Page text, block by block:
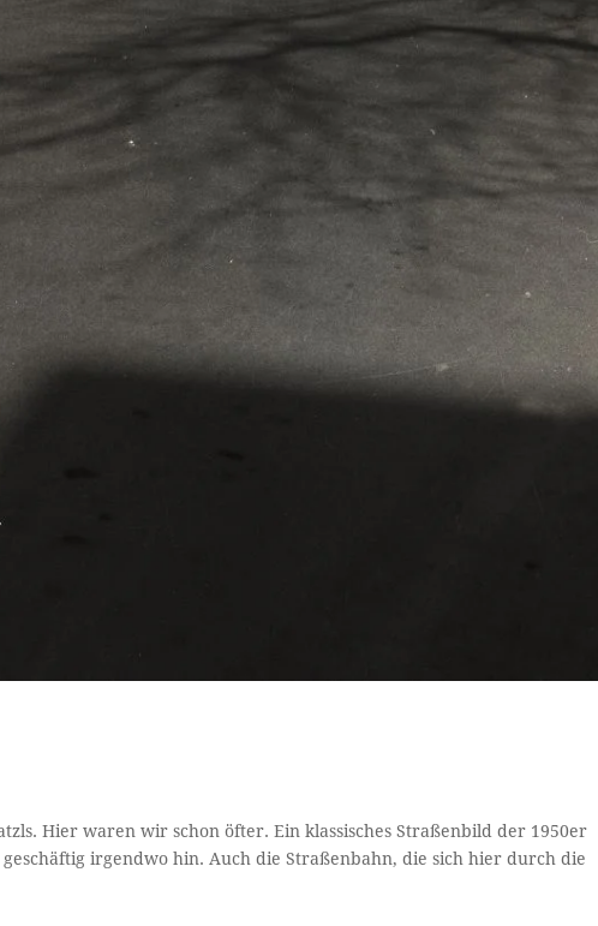
Hier waren wir schon öfter. Ein klassisches Straßenbild der 1950er
irgendwo hin. Auch die Straßenbahn, die sich hier durch die